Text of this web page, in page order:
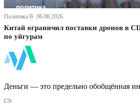
Политика В· 06.08.2026
Китай ограничил поставки дронов в
по уйгурам
Деньги — это предельно обобщённая